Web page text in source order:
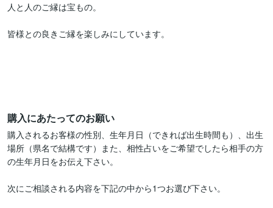
人と人のご縁は宝もの。
皆様との良きご縁を楽しみにしています。
購入にあたってのお願い
購入されるお客様の性別、生年月日（できれば出生時間も）、出生
場所（県名で結構です）また、相性占いをご希望でしたら相手の方
の生年月日をお伝え下さい。
次にご相談される内容を下記の中から1つお選び下さい。